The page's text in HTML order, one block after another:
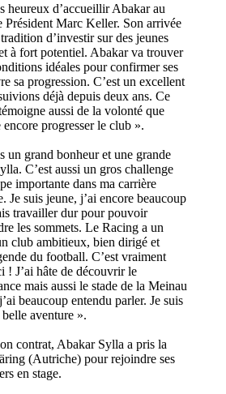
heureux d’accueillir Abakar au
Président Marc Keller. Son arrivée
d’investir sur des jeunes
à fort potentiel. Abakar va trouver
idéales pour confirmer ses
sa progression. C’est un excellent
déjà depuis deux ans. Ce
aussi de la volonté que
progresser le club ».
un grand bonheur et une grande
C’est aussi un gros challenge
importante dans ma carrière
Je suis jeune, j’ai encore beaucoup
travailler dur pour pouvoir
les sommets. Le Racing a un
club ambitieux, bien dirigé et
du football. C’est vraiment
! J’ai hâte de découvrir le
mais aussi le stade de la Meinau
beaucoup entendu parler. Je suis
aventure ».
contrat, Abakar Sylla a pris la
(Autriche) pour rejoindre ses
en stage.